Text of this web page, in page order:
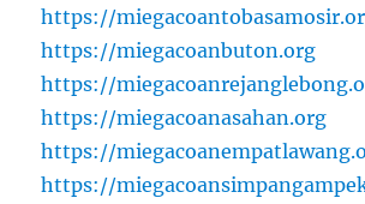
https://
https://miegacoanbuton.org
https://
https://miegacoanasahan.org
https://
https://